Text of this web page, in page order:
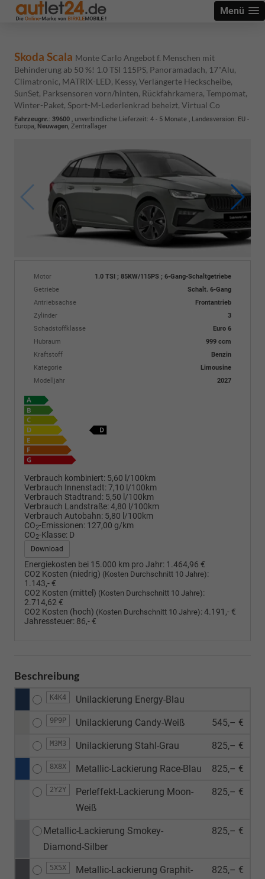
Menü
Skoda Scala Monte Carlo Angebot f. Menschen mit
Behinderung ab 50 %! 1.0 TSI 115PS, Panoramadach, 17"Alu,
Climatronic, MATRIX-LED, Kessy, Verlängerte Heckscheibe,
SunSet, Parksensoren vorn/hinten, Rückfahrkamera, Tempomat,
Winter-Paket, Sport-M-Lederlenkrad beheizt, Virtual Co
Fahrzeugnr.: 39600 , unverbindliche Lieferzeit: 4 - 5 Monate , Landesversion: EU -
Europa, Neuwagen, Zentrallager
Motor
1.0 TSI ; 85KW/115PS ; 6-Gang-Schaltgetriebe
Getriebe
Schalt. 6-Gang
Antriebsachse
Frontantrieb
Zylinder
3
Schadstoffklasse
Euro 6
Hubraum
999 ccm
Kraftstoff
Benzin
Kategorie
Limousine
Modelljahr
2027
Verbrauch kombiniert: 5,60 l/100km
Verbrauch Innenstadt:7,10 l/100km
Verbrauch Stadtrand: 5,50 l/100km
Verbrauch Landstraße:4,80 l/100km
Verbrauch Autobahn: 5,80 l/100km
CO2-Emissionen: 127,00 g/km
CO2-Klasse: D
Download
Energiekosten bei 15.000 km pro Jahr: 1.464,96 €
CO2 Kosten (niedrig) (Kosten Durchschnitt 10 Jahre):
1.143,- €
CO2 Kosten (mittel) (Kosten Durchschnitt 10 Jahre):
2.714,62 €
CO2 Kosten (hoch) (Kosten Durchschnitt 10 Jahre):4.191,- €
Jahressteuer: 86,- €
Beschreibung
K4K4 Unilackierung Energy-Blau
9P9P Unilackierung Candy-Weiß 545,– €
M3M3 Unilackierung Stahl-Grau 825,– €
8X8X Metallic-Lackierung Race-Blau 825,– €
2Y2Y
Perleffekt-Lackierung Moon-
Weiß
825,– €
Metallic-Lackierung Smokey-
Diamond-Silber
825,– €
5X5X
Metallic-Lackierung Graphit-
825,– €